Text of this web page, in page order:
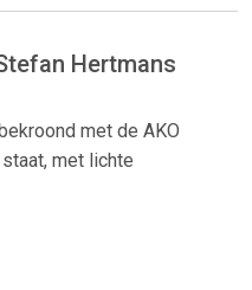
Hertmans
met de AKO
met lichte